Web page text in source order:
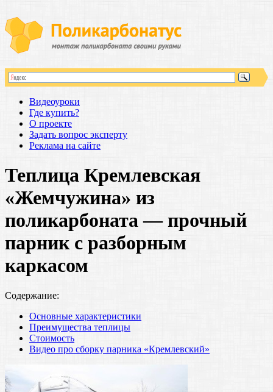
Видеоуроки
Где купить?
О проекте
Задать вопрос эксперту
Реклама на сайте
Теплица Кремлевская
«Жемчужина» из
поликарбоната — прочный
парник с разборным
каркасом
Содержание:
Основные характеристики
Преимущества теплицы
Стоимость
Видео про сборку парника «Кремлевский»